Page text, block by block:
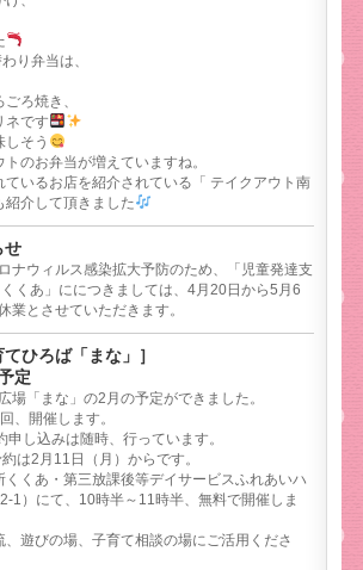
り弁当は、
ろ焼き、
ネです
しそう
のお弁当が増えていますね。
ているお店を紹介されている「 テイクアウト南
紹介して頂きました
せ
ナウィルス感染拡大予防のため、「児童発達支
くあ」ににつきましては、4月20日から5月6
業とさせていただきます。
てひろば「まな」］
定
場「まな」の2月の予定ができました。
、開催します。
申し込みは随時、行っています。
は2月11日（月）からです。
くくあ・第三放課後等デイサービスふれあいハ
1）にて、10時半～11時半、無料で開催しま
、遊びの場、子育て相談の場にご活用くださ